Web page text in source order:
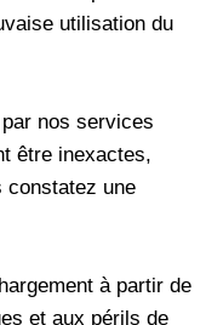
utilisation du
nos services
être inexactes,
constatez une
à partir de
et aux périls de